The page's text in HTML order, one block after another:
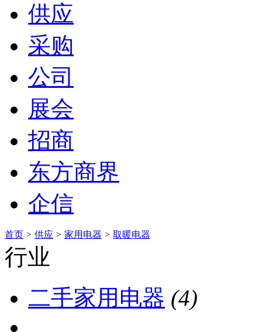
供应
采购
公司
展会
招商
东方商界
企信
首页 > 供应 > 家用电器 > 取暖电器
行业
二手家用电器 (4)